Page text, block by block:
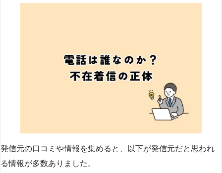
発信元の口コミや情報を集めると、以下が発信元だと思われ
る情報が多数ありました。